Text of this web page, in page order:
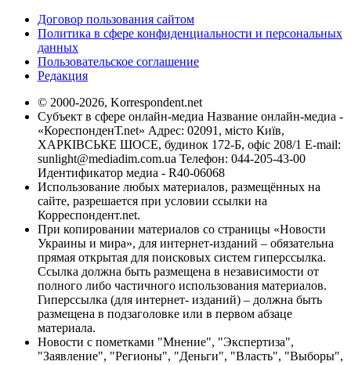
Договор пользования сайтом
Политика в сфере конфиденциальности и персональных
данных
Пользовательское соглашение
Редакция
© 2000-2026, Korrespondent.net
Субъект в сфере онлайн-медиа Название онлайн-медиа -
«КореспонденТ.net» Адрес: 02091, місто Київ,
ХАРКІВСЬКЕ ШОСЕ, будинок 172-Б, офіс 208/1 E-mail:
sunlight@mediadim.com.ua Телефон: 044-205-43-00
Идентификатор медиа - R40-06068
Использование любых материалов, размещённых на
сайте, разрешается при условии ссылки на
Корреспондент.net.
При копировании материалов со страницы «Новости
Украины и мира», для интернет-изданий – обязательна
прямая открытая для поисковых систем гиперссылка.
Ссылка должна быть размещена в независимости от
полного либо частичного использования материалов.
Гиперссылка (для интернет- изданий) – должна быть
размещена в подзаголовке или в первом абзаце
материала.
Новости с пометками "Мнение", "Экспертиза",
"Заявление", "Регионы", "Деньги", "Власть", "Выборы",